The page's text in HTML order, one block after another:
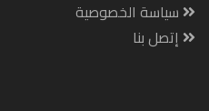
سياسة الخصوصية
إتصل بنا